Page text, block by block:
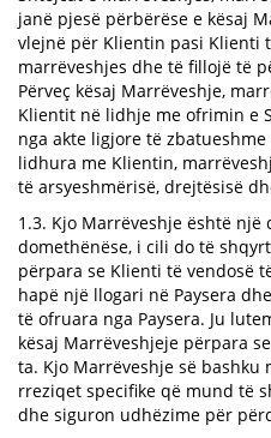
janë pjesë përbërëse e kësaj
vlejnë për Klientin pasi Klienti
marrëveshjes dhe të fillojë të
Përveç kësaj Marrëveshje,
Klientit në lidhje me ofrimin e
nga akte ligjore të
lidhura me Klientin,
të arsyeshmërisë, drejtësisë
1.3. Kjo Marrëveshje është
domethënëse, i cili do të
përpara se Klienti të vendosë
hapë një llogari në Paysera
të ofruara nga Paysera. Ju
kësaj Marrëveshjeje përpara
ta. Kjo Marrëveshje së bashku
rreziqet specifike që mund të
dhe siguron udhëzime për